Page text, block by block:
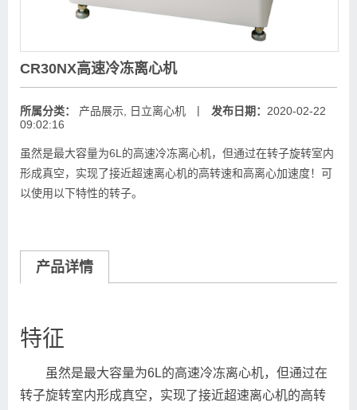
CR30NX高速冷冻离心机
所属分类： 产品展示 日立离心机 | 发布日期： 2020-02-22
09:02:16
虽然是最大容量为6L的高速冷冻离心机，但通过在转子旋转室内
形成真空，实现了接近超速离心机的高转速和高离心加速度！可
以使用以下特性的转子。
产品详情
特征
虽然是最大容量为6L的高速冷冻离心机，但通过在
转子旋转室内形成真空，实现了接近超速离心机的高转